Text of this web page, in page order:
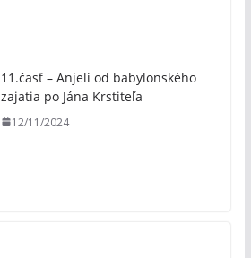
11.časť – Anjeli od babylonského
zajatia po Jána Krstiteľa
12/11/2024